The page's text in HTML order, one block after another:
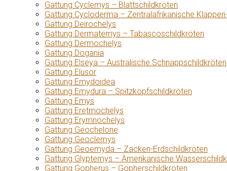
Gattung Cyclemys – Blattschildkröten
Gattung Cycloderma – Zentralafrikanische
Gattung Deirochelys
Gattung Dermatemys – Tabascoschildkröten
Gattung Dermochelys
Gattung Dogania
Gattung Elseya – Australische Schnappschildkröten
Gattung Elusor
Gattung Emydoidea
Gattung Emydura – Spitzkopfschildkröten
Gattung Emys
Gattung Eretmochelys
Gattung Erymnochelys
Gattung Geochelone
Gattung Geoclemys
Gattung Geoemyda – Zacken-Erdschildkröten
Gattung Glyptemys – Amerikanische
Gattung Gopherus – Gopherschildkröten